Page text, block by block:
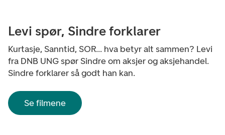
Levi spør, Sindre forklarer
Kurtasje, Sanntid, SOR... hva betyr alt sammen? Levi
fra DNB UNG spør Sindre om aksjer og aksjehandel.
Sindre forklarer så godt han kan.
Se filmene